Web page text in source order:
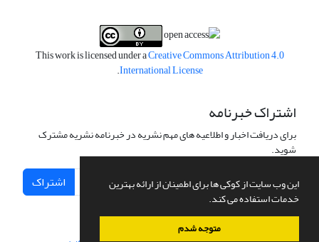
این وب سایت از کوکی ها برای اطمینان از ارائه بهترین
خدمات استفاده می کند.
متوجه شدم
This work is licensed under aCreative Commons Attribution 4.0
International License
.
اشتراک خبرنامه
برای دریافت اخبار و اطلاعیه های مهم نشریه در خبرنامه نشریه مشترک
شوید.
اشتراک